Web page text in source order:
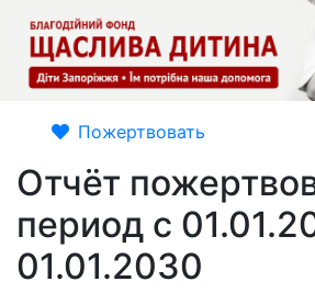
Пожертвовать
Отчёт
период с
01.01.2030